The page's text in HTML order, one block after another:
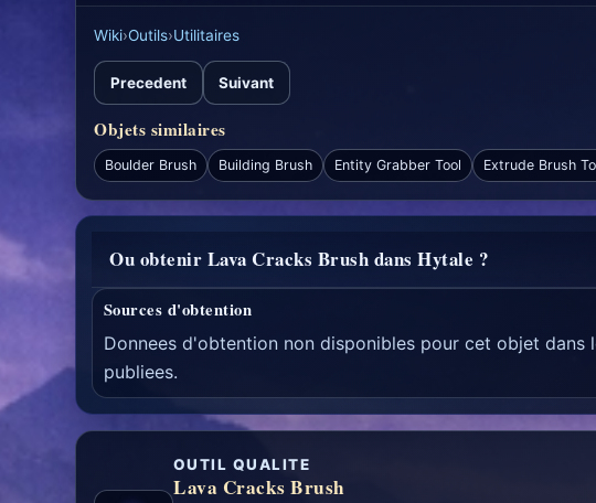
Wiki›Outils›Utilitaires
Precedent Suivant
Objets similaires
Boulder Brush Building Brush Entity Grabber Tool Extrude Brush
Ou obtenir Lava Cracks Brush dans Hytale ?
Sources d'obtention
Donnees d'obtention non disponibles pour cet objet
publiees.
OUTIL QUALITE
Lava Cracks Brush